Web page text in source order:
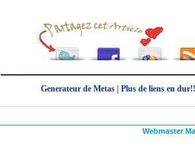
Generateur de Metas Plus de liens en
Webmaster